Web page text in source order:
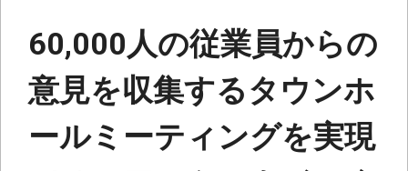
60,000人の従業員からの
意見を収集するタウンホ
ールミーティングを実現